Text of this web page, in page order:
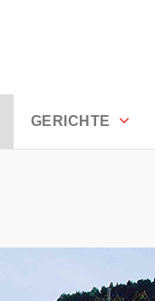
GERICHTE